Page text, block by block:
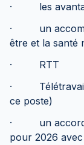
· les
· un
être et la santé
· RTT
· Télétravail
ce poste)
· un accord
pour 2026